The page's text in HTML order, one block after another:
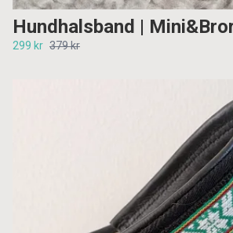
Hundhalsband |
299 kr 379 kr